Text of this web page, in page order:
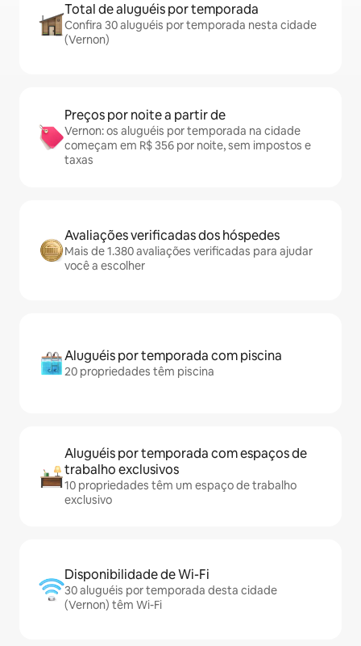
Total de aluguéis por temporada
Confira 30 aluguéis por temporada nesta cidade
(Vernon)
Preços por noite a partir de
Vernon: os aluguéis por temporada na cidade
começam em R$ 356 por noite, sem impostos e
taxas
Avaliações verificadas dos hóspedes
Mais de 1.380 avaliações verificadas para ajudar
você a escolher
Aluguéis por temporada com piscina
20 propriedades têm piscina
Aluguéis por temporada com espaços de
trabalho exclusivos
10 propriedades têm um espaço de trabalho
exclusivo
Disponibilidade de Wi-Fi
30 aluguéis por temporada desta cidade
(Vernon) têm Wi-Fi